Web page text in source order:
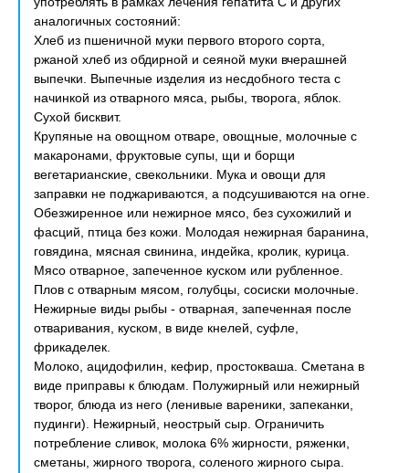
аналогичных состояний:
Хлеб из пшеничной муки первого второго сорта,
ржаной хлеб из обдирной и сеяной муки вчерашней
выпечки. Выпечные изделия из несдобного теста с
начинкой из отварного мяса, рыбы, творога, яблок.
Сухой бисквит.
Крупяные на овощном отваре, овощные, молочные с
макаронами, фруктовые супы, щи и борщи
вегетарианские, свекольники. Мука и овощи для
заправки не поджариваются, а подсушиваются на огне.
Обезжиренное или нежирное мясо, без сухожилий и
фасций, птица без кожи. Молодая нежирная баранина,
говядина, мясная свинина, индейка, кролик, курица.
Мясо отварное, запеченное куском или рубленное.
Плов с отварным мясом, голубцы, сосиски молочные.
Нежирные виды рыбы - отварная, запеченная после
отваривания, куском, в виде кнелей, суфле,
фрикаделек.
Молоко, ацидофилин, кефир, простокваша. Сметана в
виде приправы к блюдам. Полужирный или нежирный
творог, блюда из него (ленивые вареники, запеканки,
пудинги). Нежирный, неострый сыр. Ограничить
потребление сливок, молока 6% жирности, ряженки,
сметаны, жирного творога, соленого жирного сыра.